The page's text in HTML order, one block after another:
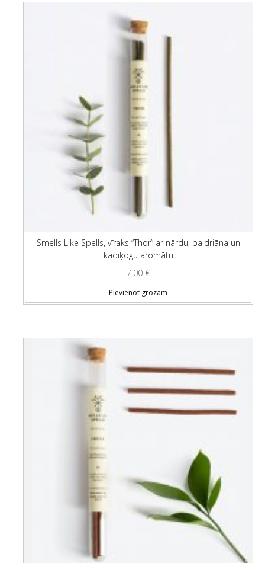
Smells Like Spells, vīraks “Thor” ar nārdu, baldriāna un
kadiķogu aromātu
7,00 €
Pievienot grozam